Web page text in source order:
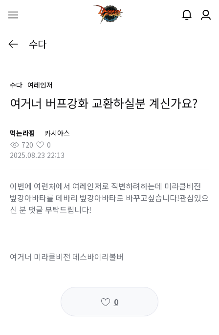
수다
수다 여레인저
여거너 버프강화 교환하실분 계신가요?
먹는라핌
카시야스
720
0
2025.08.23 22:13
이번에 여런처에서 여레인저로 직변하려하는데 미라클비전
벞강아바타를 데바리 벞강아바타로 바꾸고싶습니다!관심있으
신 분 댓글 부탁드립니다!
여거너 미라클비전 데스바이리볼버
0